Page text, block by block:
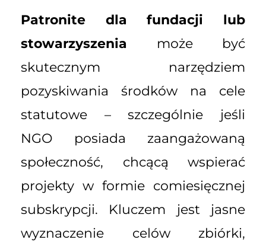
Patronite dla fundacji lub
stowarzyszenia może być
skutecznym narzędziem
pozyskiwania środków na cele
statutowe – szczególnie jeśli
NGO posiada zaangażowaną
społeczność, chcącą wspierać
projekty w formie comiesięcznej
subskrypcji. Kluczem jest jasne
wyznaczenie celów zbiórki,